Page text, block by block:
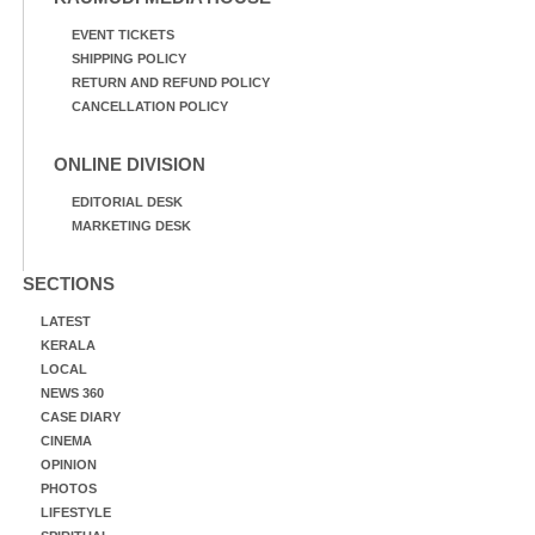
EVENT TICKETS
SHIPPING POLICY
RETURN AND REFUND POLICY
CANCELLATION POLICY
ONLINE DIVISION
EDITORIAL DESK
MARKETING DESK
SECTIONS
LATEST
KERALA
LOCAL
NEWS 360
CASE DIARY
CINEMA
OPINION
PHOTOS
LIFESTYLE